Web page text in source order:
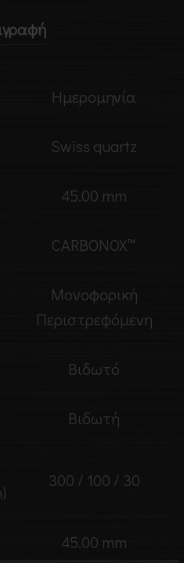
Ημερομηνία
Swiss quartz
45.00 mm
CARBONOX™
Μονοφορική
Περιστρεφόμενη
Βιδωτό
Βιδωτή
300 / 100 / 30
45.00 mm